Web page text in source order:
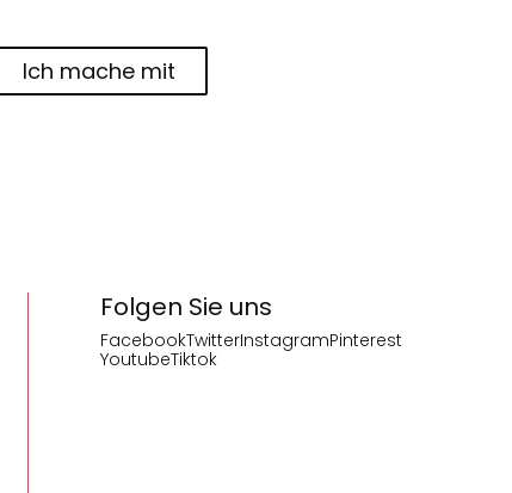
Ich mache mit
Folgen Sie uns
FacebookTwitterInstagramPinterest
YoutubeTiktok